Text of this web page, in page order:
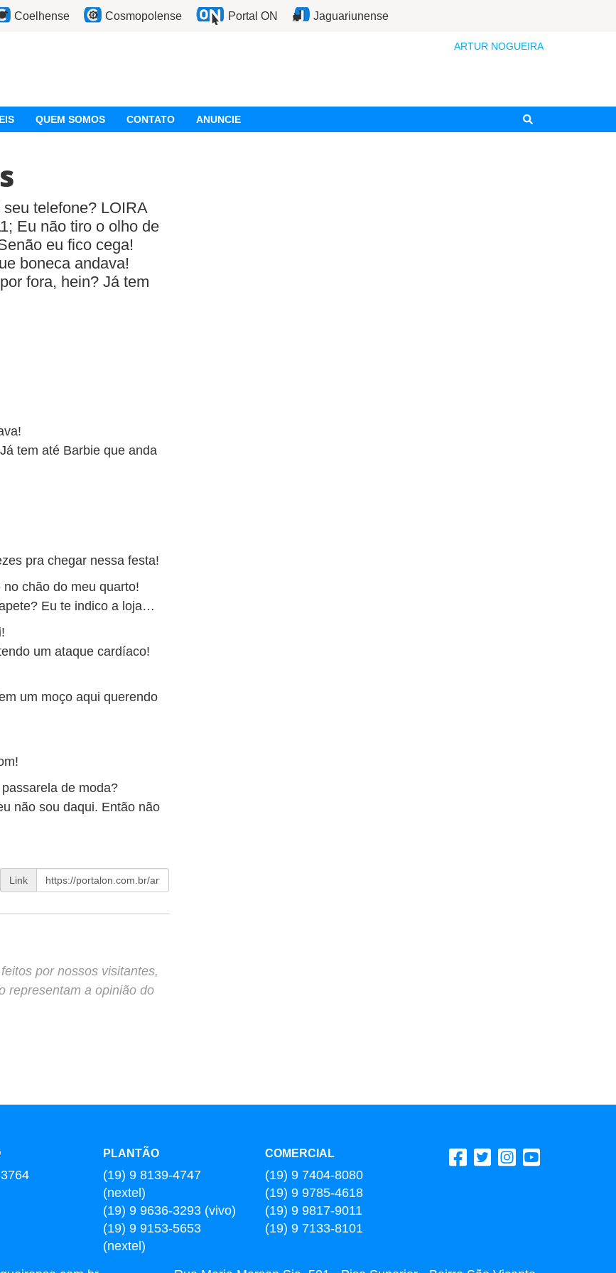
Coelhense Cosmopolense Portal ON Jaguariunense
ARTUR NOGUEIRA
QUEM SOMOS CONTATO ANUNCIE
telefone? LOIRA
Eu não tiro o olho de
eu fico cega!
boneca andava!
fora, hein? Já tem
tem até Barbie que anda
pra chegar nessa festa!
chão do meu quarto!
Eu te indico a loja…
um ataque cardíaco!
um moço aqui querendo
de moda?
não sou daqui. Então não
Link
por nossos visitantes,
representam a opinião do
PLANTÃO
(19) 9 8139-4747
(nextel)
(19) 9 9636-3293 (vivo)
(19) 9 9153-5653
(nextel)
COMERCIAL
(19) 9 7404-8080
(19) 9 9785-4618
(19) 9 9817-9011
(19) 9 7133-8101